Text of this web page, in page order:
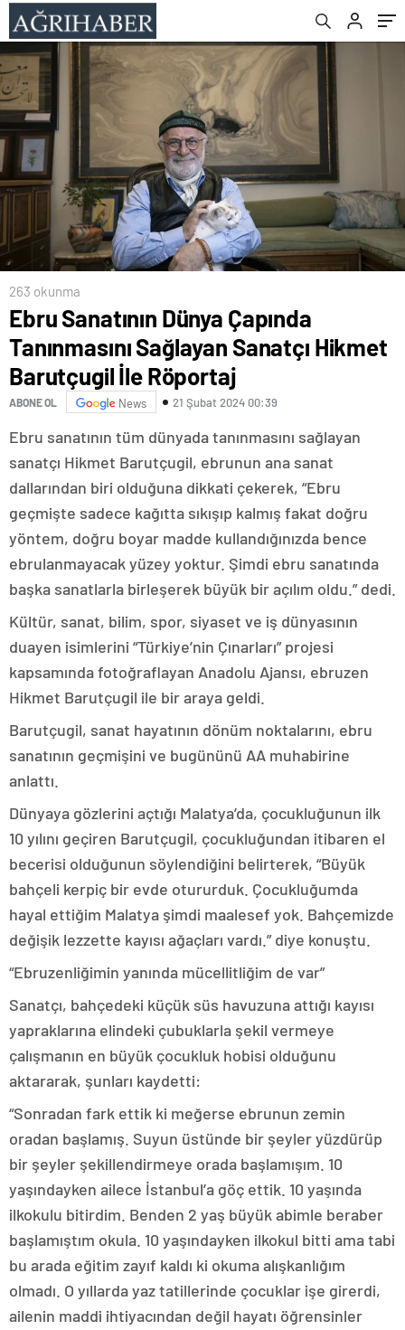
Röportaj
263 okunma
Ebru Sanatının Dünya Çapında
Tanınmasını Sağlayan Sanatçı Hikmet
Barutçugil İle Röportaj
ABONE OL News 21 Şubat 2024 00:39
Ebru sanatının tüm dünyada tanınmasını sağlayan
sanatçı Hikmet Barutçugil, ebrunun ana sanat
dallarından biri olduğuna dikkati çekerek, “Ebru
geçmişte sadece kağıtta sıkışıp kalmış fakat doğru
yöntem, doğru boyar madde kullandığınızda bence
ebrulanmayacak yüzey yoktur. Şimdi ebru sanatında
başka sanatlarla birleşerek büyük bir açılım oldu.” dedi.
Kültür, sanat, bilim, spor, siyaset ve iş dünyasının
duayen isimlerini “Türkiye’nin Çınarları” projesi
kapsamında fotoğraflayan Anadolu Ajansı, ebruzen
Hikmet Barutçugil ile bir araya geldi.
Barutçugil, sanat hayatının dönüm noktalarını, ebru
sanatının geçmişini ve bugününü AA muhabirine
anlattı.
Dünyaya gözlerini açtığı Malatya’da, çocukluğunun ilk
10 yılını geçiren Barutçugil, çocukluğundan itibaren el
becerisi olduğunun söylendiğini belirterek, “Büyük
bahçeli kerpiç bir evde otururduk. Çocukluğumda
hayal ettiğim Malatya şimdi maalesef yok. Bahçemizde
değişik lezzette kayısı ağaçları vardı.” diye konuştu.
“Ebruzenliğimin yanında mücellitliğim de var”
Sanatçı, bahçedeki küçük süs havuzuna attığı kayısı
yapraklarına elindeki çubuklarla şekil vermeye
çalışmanın en büyük çocukluk hobisi olduğunu
aktararak, şunları kaydetti:
“Sonradan fark ettik ki meğerse ebrunun zemin
oradan başlamış. Suyun üstünde bir şeyler yüzdürüp
bir şeyler şekillendirmeye orada başlamışım. 10
yaşındayken ailece İstanbul’a göç ettik. 10 yaşında
ilkokulu bitirdim. Benden 2 yaş büyük abimle beraber
başlamıştım okula. 10 yaşındayken ilkokul bitti ama tabi
bu arada eğitim zayıf kaldı ki okuma alışkanlığım
olmadı. O yıllarda yaz tatillerinde çocuklar işe girerdi,
ailenin maddi ihtiyacından değil hayatı öğrensinler